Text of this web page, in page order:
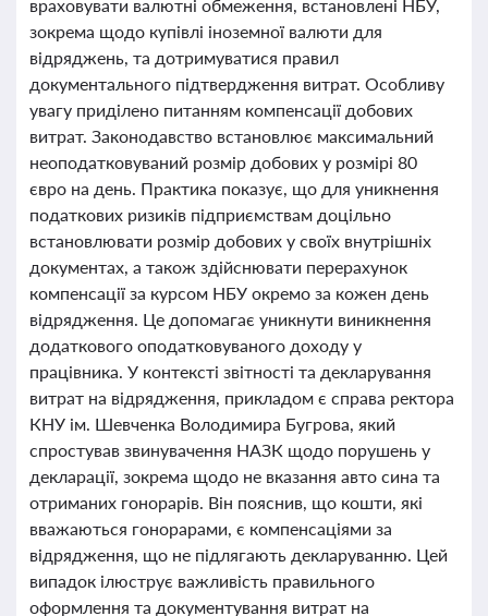
враховувати валютні обмеження, встановлені НБУ,
зокрема щодо купівлі іноземної валюти для
відряджень, та дотримуватися правил
документального підтвердження витрат. Особливу
увагу приділено питанням компенсації добових
витрат. Законодавство встановлює максимальний
неоподатковуваний розмір добових у розмірі 80
євро на день. Практика показує, що для уникнення
податкових ризиків підприємствам доцільно
встановлювати розмір добових у своїх внутрішніх
документах, а також здійснювати перерахунок
компенсації за курсом НБУ окремо за кожен день
відрядження. Це допомагає уникнути виникнення
додаткового оподатковуваного доходу у
працівника. У контексті звітності та декларування
витрат на відрядження, прикладом є справа ректора
КНУ ім. Шевченка Володимира Бугрова, який
спростував звинувачення НАЗК щодо порушень у
декларації, зокрема щодо не вказання авто сина та
отриманих гонорарів. Він пояснив, що кошти, які
вважаються гонорарами, є компенсаціями за
відрядження, що не підлягають декларуванню. Цей
випадок ілюструє важливість правильного
оформлення та документування витрат на